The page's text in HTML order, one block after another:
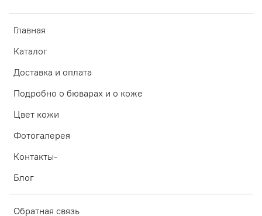
Главная
Каталог
Доставка и оплата
Подробно о бюварах и о коже
Цвет кожи
Фотогалерея
Контакты-
Блог
Обратная связь